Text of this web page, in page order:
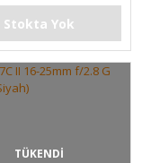
Stokta Yok
TÜKENDİ